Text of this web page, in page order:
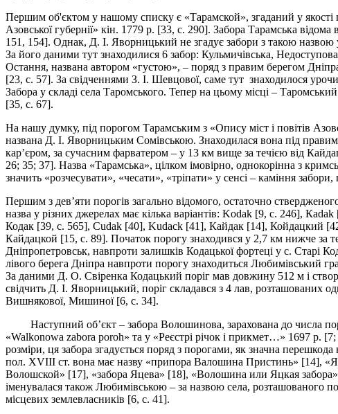
Першим об'єктом у нашому списку є «Тарамской», згаданий у якості
Азовської губернії» кін. 1779 р. [33, с. 290]. Забора Тарамська
151, 154]. Однак, Д. І. Яворницький не згадує забори з такою назвою
За його даними тут знаходилися 6 забор: Кульмичівська,
Остання, названа автором «густою», – поряд з правим берегом
[23, с. 57]. За свідченнями З. І. Шевцової, саме тут знаходилося
Забора у складі села Таромського. Тепер на цьому місці –
[35, с. 67].
На нашу думку, під порогом Тарамським з «Опису міст і повітів
названа Д. І. Яворницьким Сомівською. Знаходилася вона під
кар’єром, за сучасним фарватером – у 13 км вище за течією від
26; 35; 37]. Назва «Тарамська», цілком імовірно, однокорінна з
значить «розчесувати», «чесати», «тріпати» у сенсі – каміння
Першим з дев’яти порогів загально відомого, остаточно
назва у різних джерелах має кілька варіантів: Kodak [9, с. 246],
Кодак [39, с. 565], Cudak [40], Kudack [41], Кайдак [14], Койдацкий
Кайдацкой [15, с. 89]. Початок порогу знаходився у 2,7 км нижче за
Дніпропетровськ, навпроти залишків Кодацької фортеці у с. Старі
лівого берега Дніпра навпроти порогу знаходиться Любимівський
За даними Д. О. Свіренка Кодацький поріг мав довжину 512 м і
свідчить Д. І. Яворницький, поріг складався з 4 лав, розташованих
Вишнякової, Мишиної [6, с. 34].
Наступний об’єкт – забора Волошинова, зарахована до числа
«Walkonowa zabora poroh» та у «Реєстрі річок і прикмет…» 1697 р.
розміри, ця забора згадується поряд з порогами, як значна
пол. ХVIII ст. вона має назву «припора Валошина Пристинь» [14],
Волошской» [17], «забора Яцева» [18], «Волошина или Яцкая
іменувалася також Любимівською – за назвою села, розташованого
місцевих землевласників [6, с. 41].